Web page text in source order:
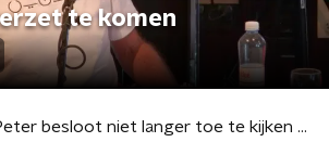
te komen
Peter besloot niet langer toe te kijken en reisde naar Palestina om actief in verzet te komen